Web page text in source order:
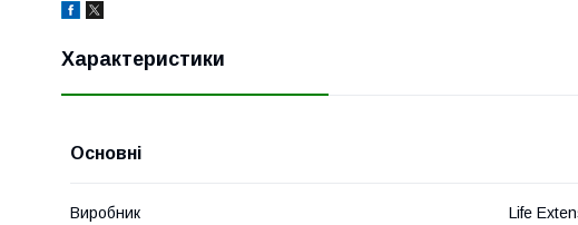
Характеристики
Основні
Виробник Life